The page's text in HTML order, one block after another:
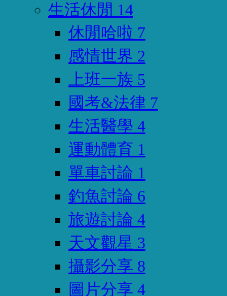
生活休閒 14
休閒哈啦 7
感情世界 2
上班一族 5
國考&法律 7
生活醫學 4
運動體育 1
單車討論 1
釣魚討論 6
旅遊討論 4
天文觀星 3
攝影分享 8
圖片分享 4